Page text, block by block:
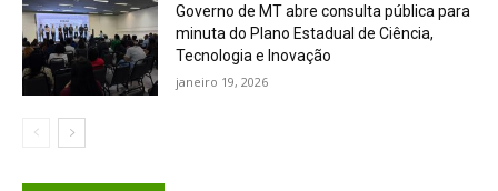
Governo de MT abre consulta pública para
minuta do Plano Estadual de Ciência,
Tecnologia e Inovação
janeiro 19, 2026